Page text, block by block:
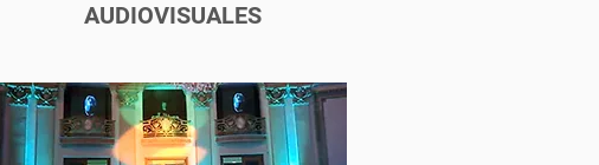
AUDIOVISUALES